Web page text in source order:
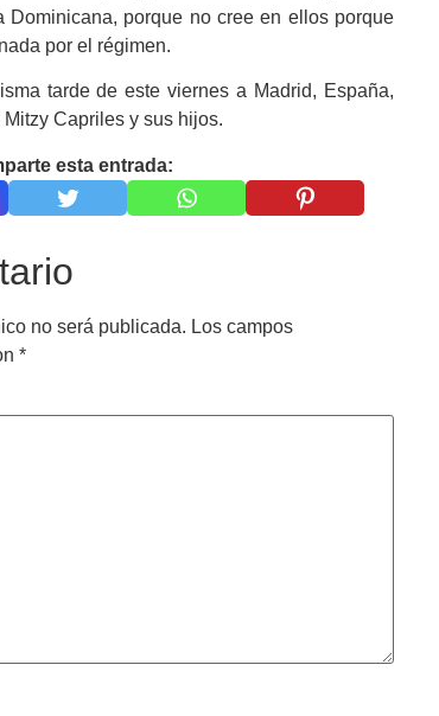
porque no cree en ellos porque
por el régimen.
tarde de este viernes a Madrid, España,
Capriles y sus hijos.
esta entrada:
no será publicada. Los campos
*